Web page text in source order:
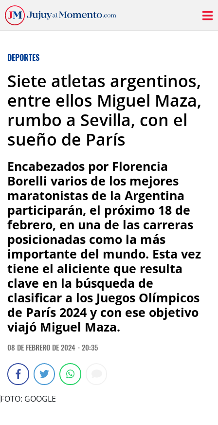
DEPORTES
Siete atletas argentinos,
entre ellos Miguel Maza,
rumbo a Sevilla, con el
sueño de París
Encabezados por Florencia
Borelli varios de los mejores
maratonistas de la Argentina
participarán, el próximo 18 de
febrero, en una de las carreras
posicionadas como la más
importante del mundo. Esta vez
tiene el aliciente que resulta
clave en la búsqueda de
clasificar a los Juegos Olímpicos
de París 2024 y con ese objetivo
viajó Miguel Maza.
08 DE FEBRERO DE 2024 - 20:35